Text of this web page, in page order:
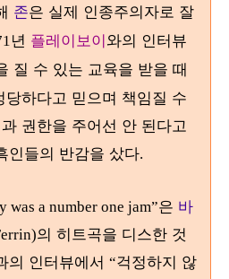
존은 실제 인종주의자로 잘
년 플레이보이와의 인터뷰
질 수 있는 교육을 받을 때
하다고 믿으며 책임질 수
권한을 주어선 안 된다고
인들의 반감을 샀다.
was a number one jam”은 바
의 히트곡을 디스한 것
의 인터뷰에서 “걱정하지 않